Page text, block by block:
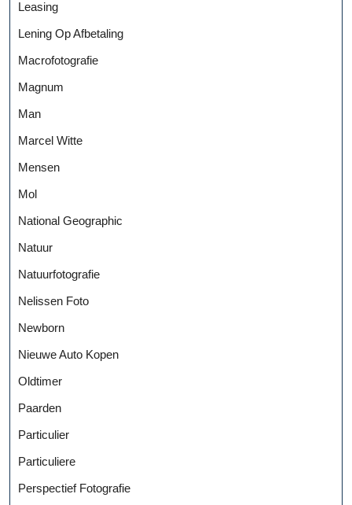
Leasing
Lening Op Afbetaling
Macrofotografie
Magnum
Man
Marcel Witte
Mensen
Mol
National Geographic
Natuur
Natuurfotografie
Nelissen Foto
Newborn
Nieuwe Auto Kopen
Oldtimer
Paarden
Particulier
Particuliere
Perspectief Fotografie